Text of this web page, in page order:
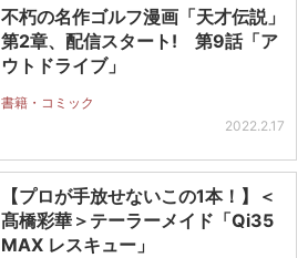
不朽の名作ゴルフ漫画「天才伝説」
第2章、配信スタート! 第9話「ア
ウトドライブ」
書籍・コミック
2022.2.17
【プロが手放せないこの1本！】＜
髙橋彩華＞テーラーメイド「Qi35
MAX レスキュー」